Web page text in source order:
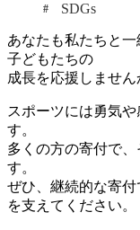
SDGs
あなたも私たちと一
子どもたちの
成長を応援しません
スポーツには勇気
す。
多くの方の寄付で
す。
ぜひ、継続的な寄
を支えてください。